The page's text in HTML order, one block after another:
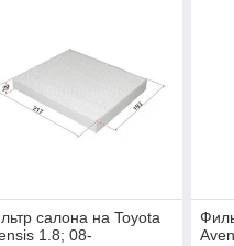
салона на Toyota
1.8; 08-